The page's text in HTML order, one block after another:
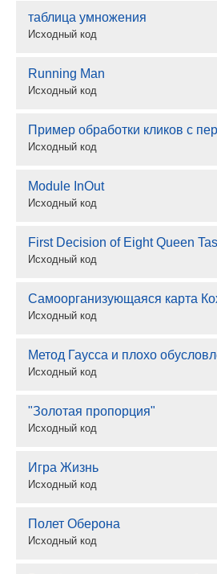
таблица умножения
Исходный код
Running Man
Исходный код
Пример обработки кликов с
Исходный код
Module InOut
Исходный код
First Decision of Eight Queen
Исходный код
Самоорганизующаяся карта
Исходный код
Метод Гаусса и плохо
Исходный код
"Золотая пропорция"
Исходный код
Игра Жизнь
Исходный код
Полет Оберона
Исходный код